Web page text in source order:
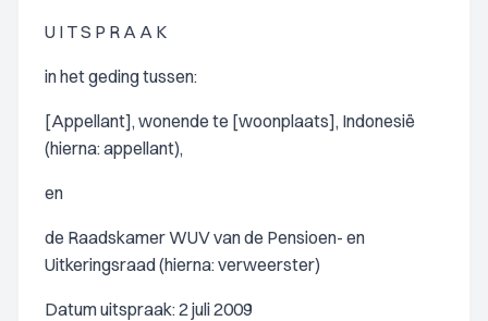
U I T S P R A A K
in het geding tussen:
[Appellant], wonende te [woonplaats], Indonesië
(hierna: appellant),
en
de Raadskamer WUV van de Pensioen- en
Uitkeringsraad (hierna: verweerster)
Datum uitspraak: 2 juli 2009